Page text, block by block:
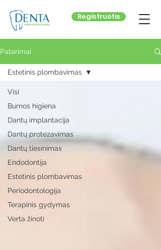
Registruotis
Patarimai
Visi
Burnos higiena
Dantų implantacija
Dantų protezavimas
Dantų tiesinimas
Endodontija
Estetinis plombavimas
Periodontologija
Terapinis gydymas
Verta žinoti
Estetinis plombavimas